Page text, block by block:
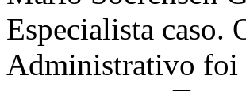
Especialista caso.
Administrativo foi